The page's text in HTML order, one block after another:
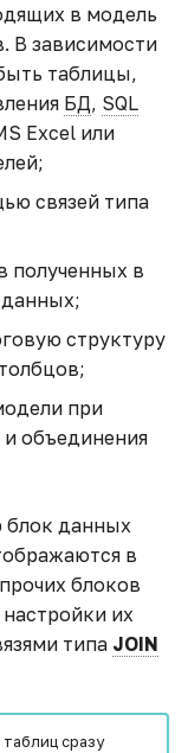
потоков
диаграмма
с
в модель
В зависимости
таблицы,
БД, SQL
Excel или
связей типа
полученных в
структуру
при
объединения
блок данных
в
блоков
их
типа JOIN
сразу